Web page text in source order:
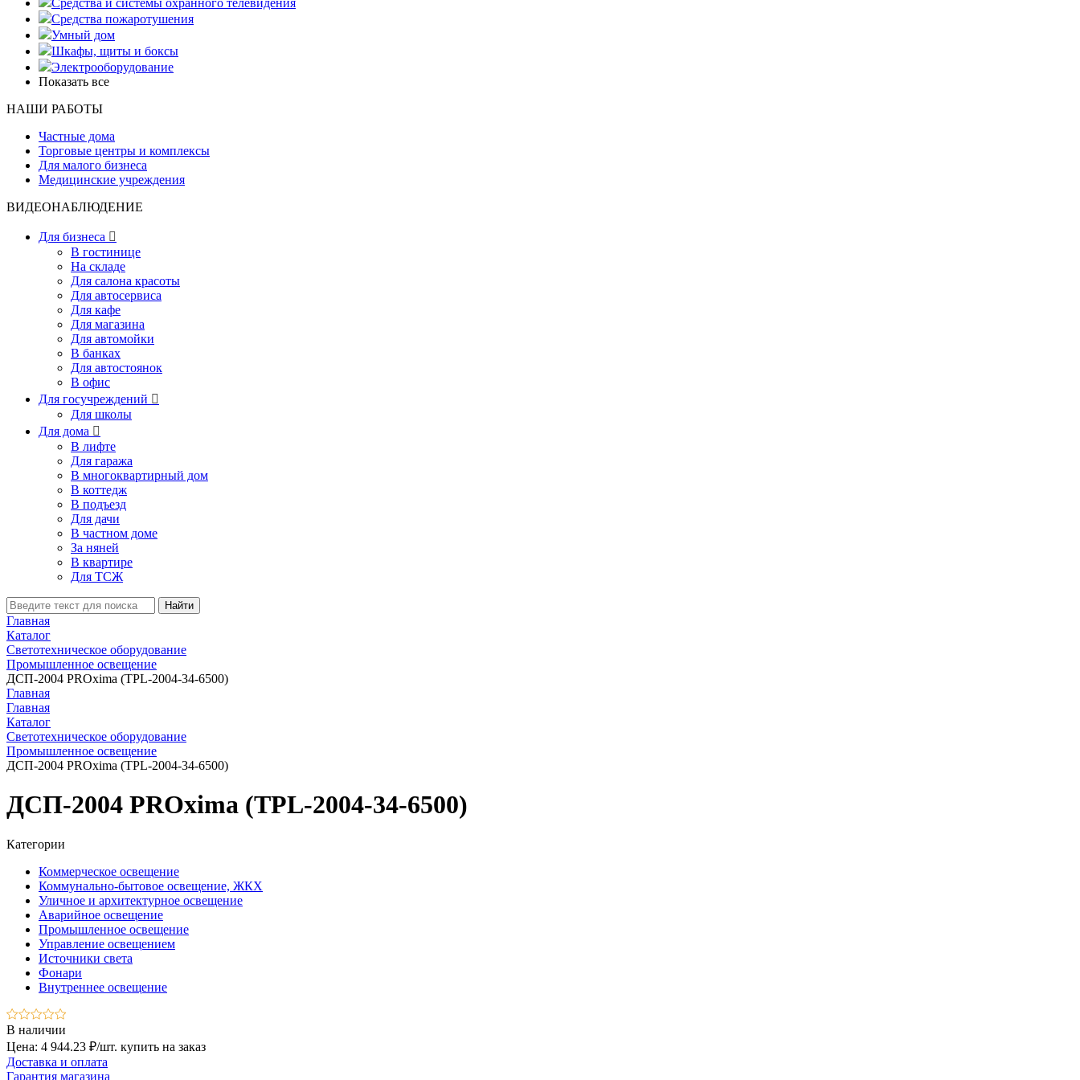
Средства и системы охранного телевидения
Средства пожаротушения
Умный дом
Шкафы, щиты и боксы
Электрооборудование
Показать все
НАШИ РАБОТЫ
Частные дома
Торговые центры и комплексы
Для малого бизнеса
Медицинские учреждения
ВИДЕОНАБЛЮДЕНИЕ
Для бизнеса 
В гостинице
На складе
Для салона красоты
Для автосервиса
Для кафе
Для магазина
Для автомойки
В банках
Для автостоянок
В офис
Для госучреждений 
Для школы
Для дома 
В лифте
Для гаража
В многоквартирный дом
В коттедж
В подъезд
Для дачи
В частном доме
За няней
В квартире
Для ТСЖ
Найти
Главная
Каталог
Светотехническое оборудование
Промышленное освещение
ДСП-2004 PROxima (TPL-2004-34-6500)
Главная
Главная
Каталог
Светотехническое оборудование
Промышленное освещение
ДСП-2004 PROxima (TPL-2004-34-6500)
ДСП-2004 PROxima (TPL-2004-34-6500)
Категории
Коммерческое освещение
Коммунально-бытовое освещение, ЖКХ
Уличное и архитектурное освещение
Аварийное освещение
Промышленное освещение
Управление освещением
Источники света
Фонари
Внутреннее освещение
В наличии
Цена: 4 944.23 ₽/шт. купить на заказ
Доставка и оплата
Гарантия магазина